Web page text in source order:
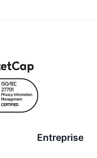
Entreprise